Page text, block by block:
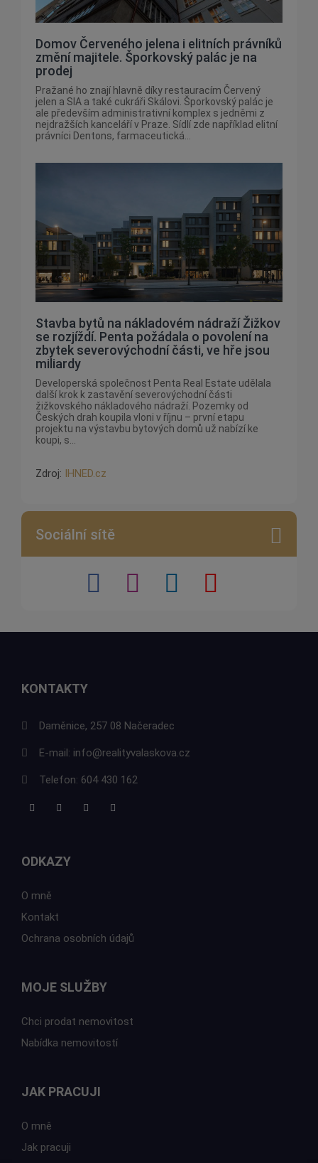
Domov Červeného jelena i elitních právníků
změní majitele. Šporkovský palác je na
prodej
Pražané ho znají hlavně díky restauracím Červený
jelen a SIA a také cukráři Skálovi. Šporkovský palác je
ale především administrativní komplex s jedněmi z
nejdražších kanceláří v Praze. Sídlí zde například elitní
právníci Dentons, farmaceutická...
Stavba bytů na nákladovém nádraží Žižkov
se rozjíždí. Penta požádala o povolení na
zbytek severovýchodní části, ve hře jsou
miliardy
Developerská společnost Penta Real Estate udělala
další krok k zastavění severovýchodní části
žižkovského nákladového nádraží. Pozemky od
Českých drah koupila vloni v říjnu – první etapu
projektu na výstavbu bytových domů už nabízí ke
koupi, s...
Zdroj: IHNED.cz
Sociální sítě
KONTAKTY
Daměnice, 257 08 Načeradec
E-mail: info@realityvalaskova.cz
Telefon: 604 430 162
ODKAZY
O mně
Kontakt
Ochrana osobních údajů
MOJE SLUŽBY
Chci prodat nemovitost
Nabídka nemovitostí
JAK PRACUJI
O mně
Jak pracuji